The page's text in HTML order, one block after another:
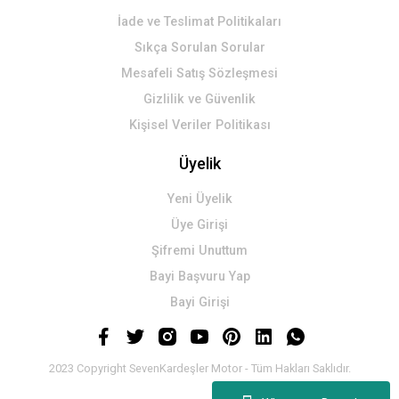
İade ve Teslimat Politikaları
Sıkça Sorulan Sorular
Mesafeli Satış Sözleşmesi
Gizlilik ve Güvenlik
Kişisel Veriler Politikası
Üyelik
Yeni Üyelik
Üye Girişi
Şifremi Unuttum
Bayi Başvuru Yap
Bayi Girişi
2023 Copyright SevenKardeşler Motor - Tüm Hakları Saklıdır.